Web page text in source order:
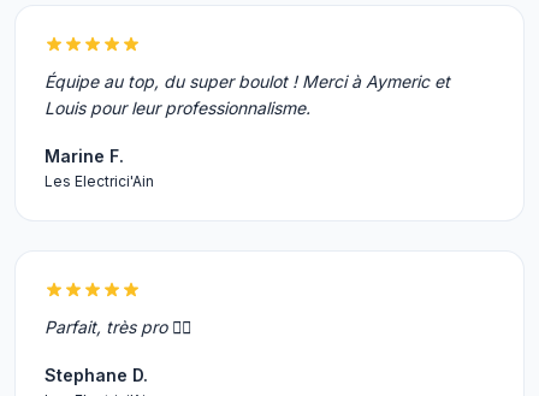
Équipe au top, du super boulot ! Merci à Aymeric et
Louis pour leur professionnalisme.
Marine F.
Les Electrici'Ain
Parfait, très pro 👌🏼
Stephane D.